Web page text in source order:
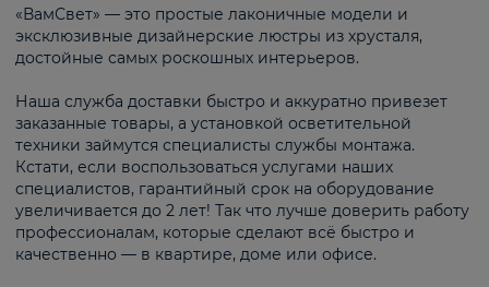
«ВамСвет» — это простые лаконичные модели и
эксклюзивные дизайнерские люстры из хрусталя,
достойные самых роскошных интерьеров.
Наша служба доставки быстро и аккуратно привезет
заказанные товары, а установкой осветительной
техники займутся специалисты службы монтажа.
Кстати, если воспользоваться услугами наших
специалистов, гарантийный срок на оборудование
увеличивается до 2 лет! Так что лучше доверить работу
профессионалам, которые сделают всё быстро и
качественно — в квартире, доме или офисе.